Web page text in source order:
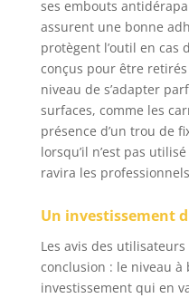
ses embouts
assurent une bonne
protègent l’outil en cas
conçus pour être
niveau de s’adapter
surfaces, comme les
présence d’un trou de
lorsqu’il n’est pas
ravira les
Un investissement
Les avis des
conclusion : le niveau à
investissement qui en